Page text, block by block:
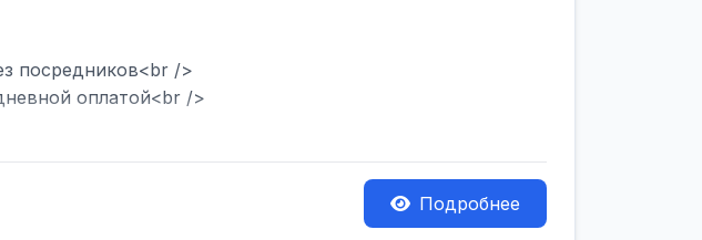
посредников<br />
оплатой<br />
Подробнее